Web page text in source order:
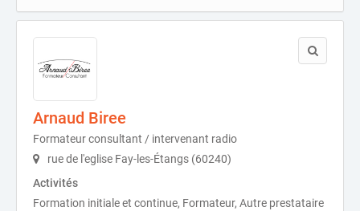
Arnaud Biree
Formateur consultant / intervenant radio
rue de l'eglise Fay-les-Étangs (60240)
Activités
Formation initiale et continue, Formateur, Autre prestataire